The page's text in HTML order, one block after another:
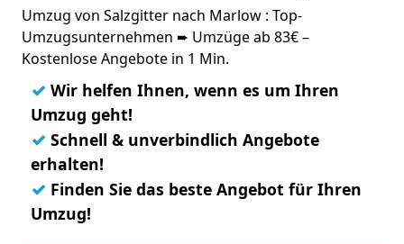
Umzug von Salzgitter nach Marlow : Top-
Umzugsunternehmen ➨ Umzüge ab 83€ –
Kostenlose Angebote in 1 Min.
✓ Wir helfen Ihnen, wenn es um Ihren
Umzug geht!
✓ Schnell & unverbindlich Angebote
erhalten!
✓ Finden Sie das beste Angebot für Ihren
Umzug!